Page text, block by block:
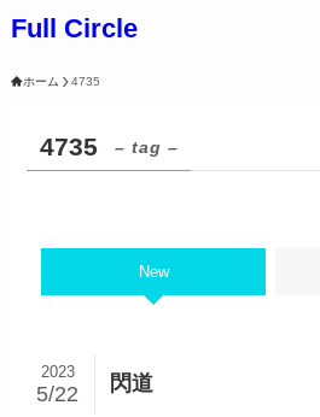
Full Circle
ホーム 4735
4735 – tag –
New
閃道
2023
5/22